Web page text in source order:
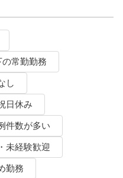
常勤勤務
し
日休み
件数が多い
未経験歓迎
勤務